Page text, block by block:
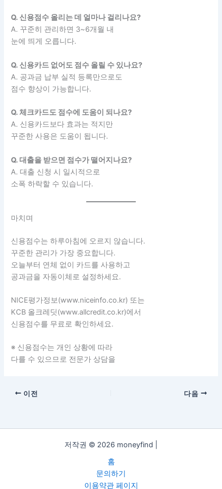
Q. 신용점수 올리는 데 얼마나 걸리나요?
A. 꾸준히 관리하면 3~6개월 내
눈에 띄게 오릅니다.
Q. 신용카드 없어도 점수 올릴 수 있나요?
A. 공과금 납부 실적 등록만으로도
점수 향상이 가능합니다.
Q. 체크카드도 점수에 도움이 되나요?
A. 신용카드보다 효과는 적지만
꾸준한 사용은 도움이 됩니다.
Q. 대출을 받으면 점수가 떨어지나요?
A. 대출 신청 시 일시적으로
소폭 하락할 수 있습니다.
마치며
신용점수는 하루아침에 오르지 않습니다.
꾸준한 관리가 가장 중요합니다.
오늘부터 연체 없이 카드를 사용하고
공과금을 자동이체로 설정하세요.
NICE평가정보(www.niceinfo.co.kr) 또는
KCB 올크레딧(www.allcredit.co.kr)에서
신용점수를 무료로 확인하세요.
※ 신용점수는 개인 상황에 따라
다를 수 있으므로 전문가 상담을
이전 다음
저작권 © 2026 moneyfind |
홈
문의하기
이용약관 페이지